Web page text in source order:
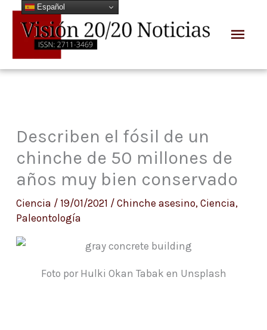
contenido
Describen el fósil de un
chinche de 50 millones de
años muy bien conservado
Ciencia / 19/01/2021 / Chinche asesino, Ciencia,
Paleontología
Foto por Hulki Okan Tabak en Unsplash
Español